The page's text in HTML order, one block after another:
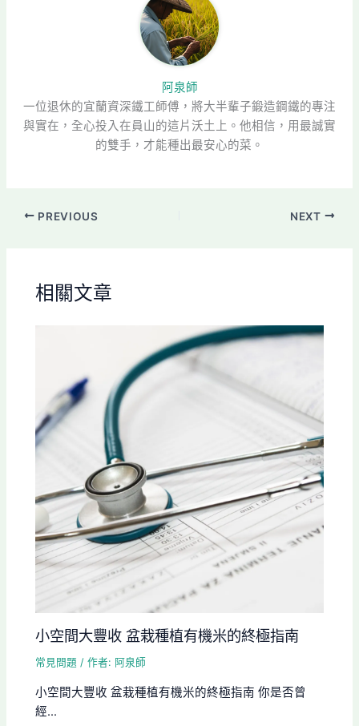
阿泉師
一位退休的宜蘭資深鐵工師傅，將大半輩子鍛造鋼鐵的專注
與實在，全心投入在員山的這片沃土上。他相信，用最誠實
的雙手，才能種出最安心的菜。
PREVIOUS NEXT
相關文章
小空間大豐收 盆栽種植有機米的終極指南
常見問題 / 作者: 阿泉師
小空間大豐收 盆栽種植有機米的終極指南 你是否曾
經...